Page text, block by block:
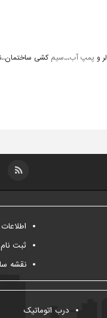
و پمپ آب...سیم کشی
ثبت نام
نقشه
درب اتوماتیک